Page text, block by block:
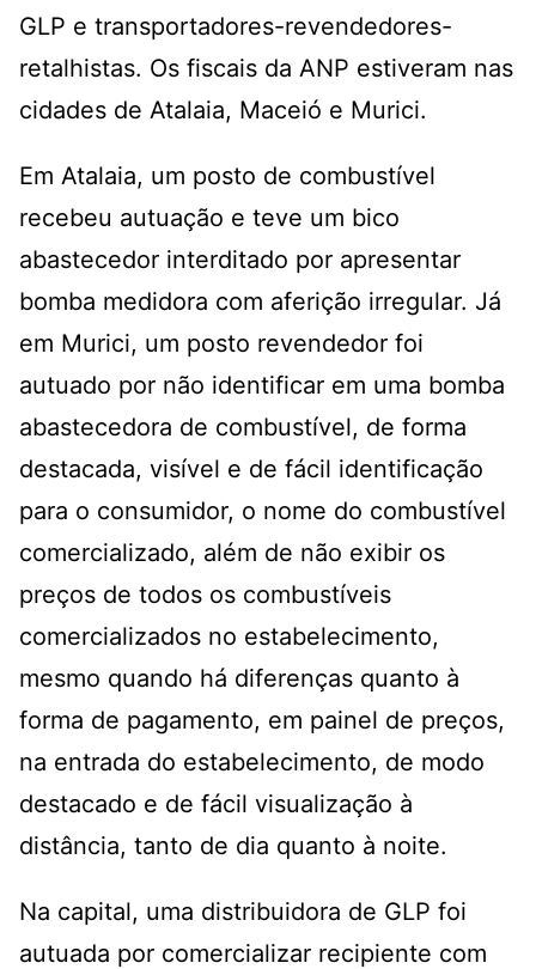
GLP e transportadores-revendedores-
retalhistas. Os fiscais da ANP estiveram nas
cidades de Atalaia, Maceió e Murici.
Em Atalaia, um posto de combustível
recebeu autuação e teve um bico
abastecedor interditado por apresentar
bomba medidora com aferição irregular. Já
em Murici, um posto revendedor foi
autuado por não identificar em uma bomba
abastecedora de combustível, de forma
destacada, visível e de fácil identificação
para o consumidor, o nome do combustível
comercializado, além de não exibir os
preços de todos os combustíveis
comercializados no estabelecimento,
mesmo quando há diferenças quanto à
forma de pagamento, em painel de preços,
na entrada do estabelecimento, de modo
destacado e de fácil visualização à
distância, tanto de dia quanto à noite.
Na capital, uma distribuidora de GLP foi
autuada por comercializar recipiente com